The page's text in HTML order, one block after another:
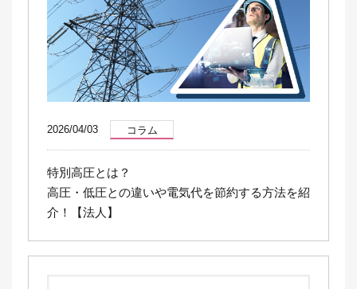
2026/04/03 コラム
特別高圧とは？
高圧・低圧との違いや電気代を節約する方法を紹
介！【法人】